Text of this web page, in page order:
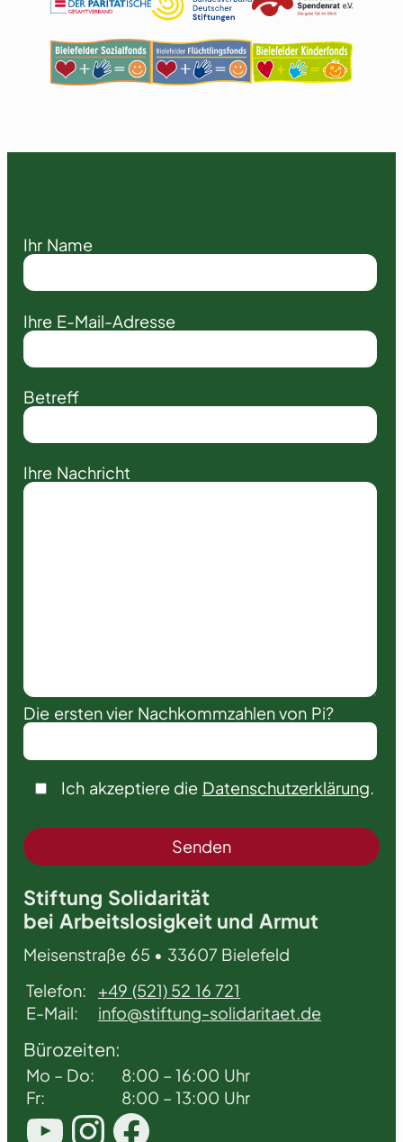
Ihr Name
Ihre E-Mail-Adresse
Betreff
Ihre Nachricht
Die ersten vier Nachkommzahlen von Pi?
Ich akzeptiere die Datenschutzerklärung
Stiftung Solidarität
bei Arbeitslosigkeit und Armut
Meisenstraße 65 • 33607 Bielefeld
Telefon:
+49 (521) 52 16 721
E-Mail:
info@stiftung-solidaritaet.de
Bürozeiten:
Mo – Do:
8:00 – 16:00 Uhr
Fr:
8:00 – 13:00 Uhr
YouTube InstagramFacebook